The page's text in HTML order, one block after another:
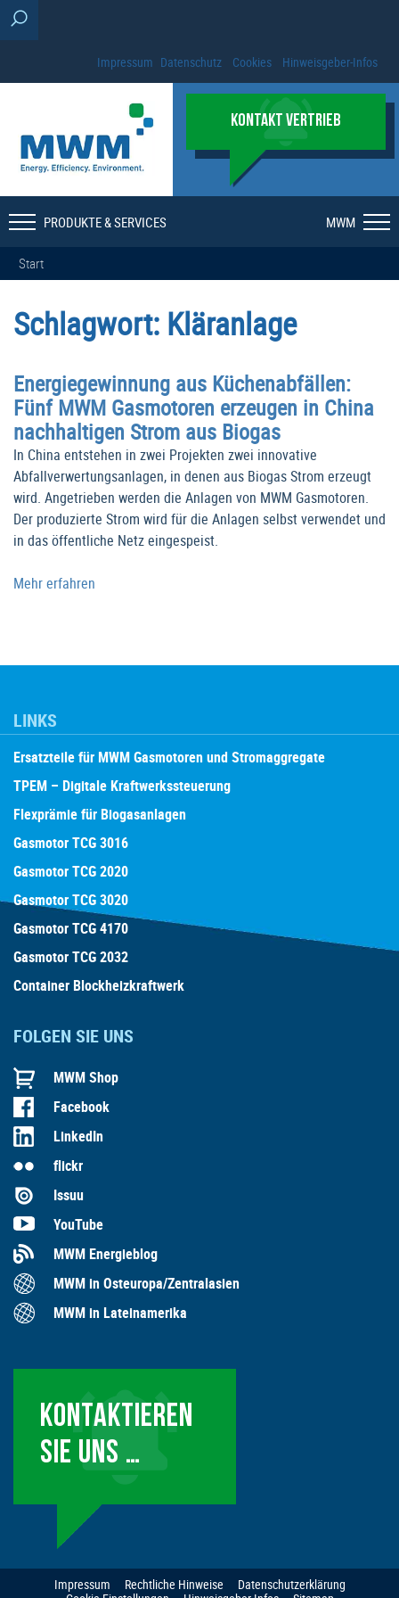
Impressum Datenschutz Cookies Hinweisgeber-Infos
KONTAKT VERTRIEB
PRODUKTE & SERVICES MWM
Start
Schlagwort: Kläranlage
Energiegewinnung aus Küchenabfällen:
Fünf MWM Gasmotoren erzeugen in China
nachhaltigen Strom aus Biogas
In China entstehen in zwei Projekten zwei innovative
Abfallverwertungsanlagen, in denen aus Biogas Strom erzeugt
wird. Angetrieben werden die Anlagen von MWM Gasmotoren.
Der produzierte Strom wird für die Anlagen selbst verwendet und
in das öffentliche Netz eingespeist.
Mehr erfahren
LINKS
Ersatzteile für MWM Gasmotoren und Stromaggregate
TPEM – Digitale Kraftwerkssteuerung
Flexprämie für Biogasanlagen
Gasmotor TCG 3016
Gasmotor TCG 2020
Gasmotor TCG 3020
Gasmotor TCG 4170
Gasmotor TCG 2032
Container Blockheizkraftwerk
FOLGEN SIE UNS
MWM Shop
Facebook
LinkedIn
flickr
Issuu
YouTube
MWM Energieblog
MWM in Osteuropa/Zentralasien
MWM in Lateinamerika
KONTAKTIEREN
SIE UNS …
Impressum Rechtliche Hinweise
Datenschutzerklärung